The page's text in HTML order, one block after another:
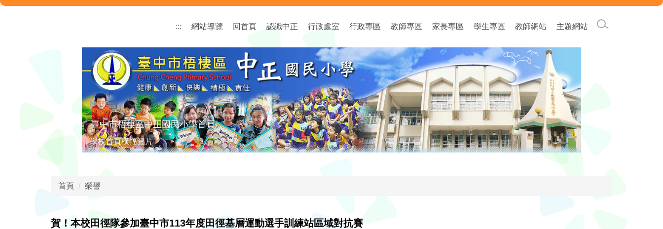
跳
::: 網站導覽 回首頁 認識中正 行政處室 行政專區 教師專區 家長專區 學生專區 教師網站 主題網站
臺中市梧棲區中正國民小學首頁
學校首頁橫幅圖片
首頁 榮譽
賀！本校田徑隊參加臺中市113年度田徑基層運動選手訓練站區域對抗賽